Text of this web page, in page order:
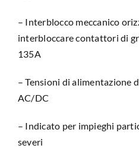
– Interblocco meccanico
interbloccare contattori di
135A
– Tensioni di alimentazione
AC/DC
– Indicato per impieghi
severi